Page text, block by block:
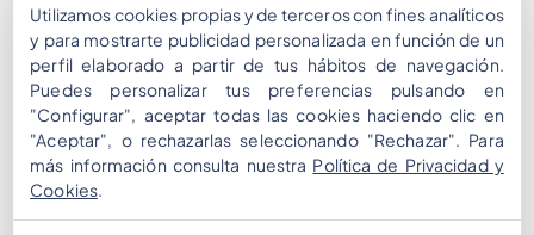
angażowanie się w zabawne dynamiki może
znacząco zwiększyć morale zespołu. Odejście od
codziennej rutyny pracy i wejście w inne środowisko
pozwala członkom zespołu na bardziej osobiste
relacje, wzmacniając więzi i jedność zespołu.
Zabawa pomaga redukować stres i zwiększać
endorfiny, tworząc pozytywny nastrój i bardziej
Utilizamos cookies propias y de terceros con fines analíticos
y para mostrarte publicidad personalizada en función de un
perfil elaborado a partir de tus hábitos de navegación.
Puedes personalizar tus preferencias pulsando en
"Configurar", aceptar todas las cookies haciendo clic en
"Aceptar", o rechazarlas seleccionando "Rechazar". Para
más información consulta nuestra Política de Privacidad y
Cookies.